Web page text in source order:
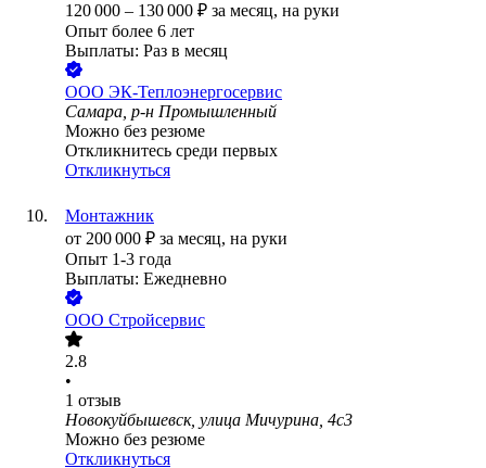
120 000 – 130 000 ₽ за месяц, на руки
Опыт более 6 лет
Выплаты: Раз в месяц
ООО ЭК-Теплоэнергосервис
Самара, р-н Промышленный
Можно без резюме
Откликнитесь среди первых
Откликнуться
Монтажник
от 200 000 ₽ за месяц, на руки
Опыт 1-3 года
Выплаты: Ежедневно
ООО Стройсервис
2.8
•
1 отзыв
Новокуйбышевск, улица Мичурина, 4с3
Можно без резюме
Откликнуться